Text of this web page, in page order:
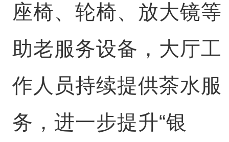
座椅、轮椅、放大镜等
助老服务设备，大厅工
作人员持续提供茶水服
务，进一步提升“银